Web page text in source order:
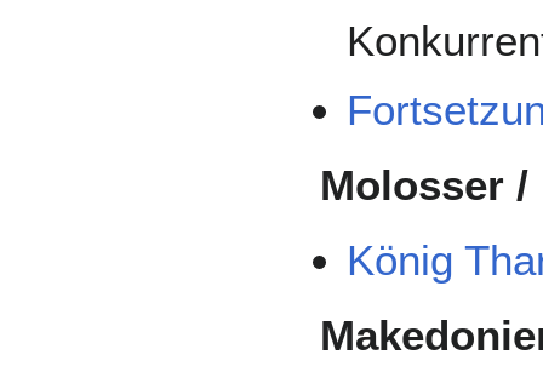
Molosser /
König